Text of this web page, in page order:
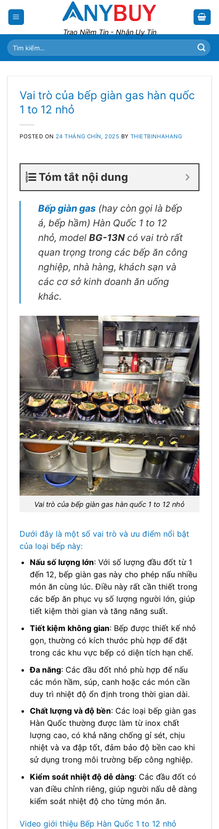
Trao Niềm Tin - Nhận Uy Tín
Tìm
kiếm:
Vai trò của bếp giàn gas hàn quốc
1 to 12 nhỏ
POSTED ON 24 THÁNG CHÍN, 2025 BY THIETBINHAHANG
Tóm tắt nội dung
Bếp giàn gas (hay còn gọi là bếp
á, bếp hầm) Hàn Quốc 1 to 12
nhỏ, model BG-13Ncó vai trò rất
quan trọng trong các bếp ăn công
nghiệp, nhà hàng, khách sạn và
các cơ sở kinh doanh ăn uống
khác.
Vai trò của bếp giàn gas hàn quốc 1 to 12 nhỏ
Dưới đây là một số vai trò và ưu điểm nổi bật
của loại bếp này:
Nấu số lượng lớn: Với số lượng đầu đốt từ 1
đến 12, bếp giàn gas này cho phép nấu nhiều
món ăn cùng lúc. Điều này rất cần thiết trong
các bếp ăn phục vụ số lượng người lớn, giúp
tiết kiệm thời gian và tăng năng suất.
Tiết kiệm không gian: Bếp được thiết kế nhỏ
gọn, thường có kích thước phù hợp để đặt
trong các khu vực bếp có diện tích hạn chế.
Đa năng: Các đầu đốt nhỏ phù hợp để nấu
các món hầm, súp, canh hoặc các món cần
duy trì nhiệt độ ổn định trong thời gian dài.
Chất lượng và độ bền: Các loại bếp giàn gas
Hàn Quốc thường được làm từ inox chất
lượng cao, có khả năng chống gỉ sét, chịu
nhiệt và va đập tốt, đảm bảo độ bền cao khi
sử dụng trong môi trường bếp công nghiệp.
Kiểm soát nhiệt độ dễ dàng: Các đầu đốt có
van điều chỉnh riêng, giúp người nấu dễ dàng
kiểm soát nhiệt độ cho từng món ăn.
Video giới thiệu Bếp Hàn Quốc 1 to 12 nhỏ